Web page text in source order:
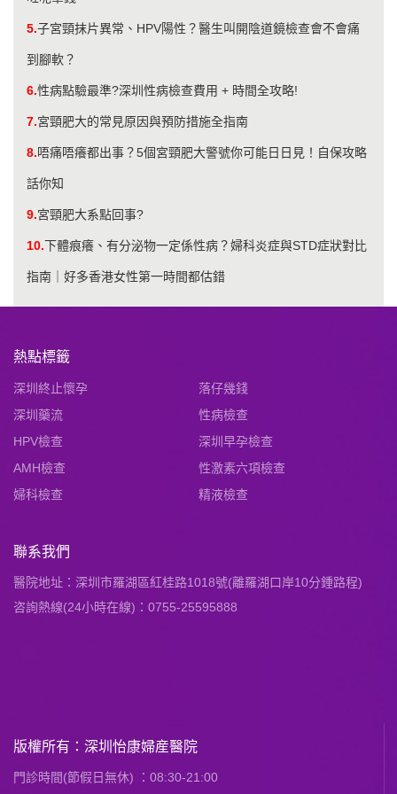
5.子宮頸抹片異常、HPV陽性？醫生叫開陰道鏡檢查會不會痛
到腳軟？
6.性病點驗最準?深圳性病檢查費用 + 時間全攻略!
7.宮頸肥大的常見原因與預防措施全指南
8.唔痛唔癢都出事？5個宮頸肥大警號你可能日日見！自保攻略
話你知
9.宮頸肥大系點回事?
10.下體痕癢、有分泌物一定係性病？婦科炎症與STD症狀對比
指南｜好多香港女性第一時間都估錯
熱點標籤
深圳終止懷孕
落仔幾錢
深圳藥流
性病檢查
HPV檢查
深圳早孕檢查
AMH檢查
性激素六項檢查
婦科檢查
精液檢查
聯系我們
醫院地址：深圳市羅湖區紅桂路1018號(離羅湖口岸10分鍾路程)
咨詢熱線(24小時在線)：0755-25595888
版權所有：深圳怡康婦産醫院
門診時間(節假日無休) ：08:30-21:00